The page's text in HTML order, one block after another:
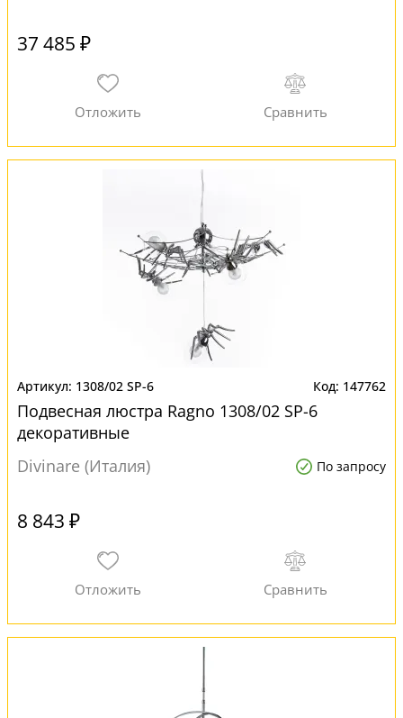
37 485 ₽
1308/02 SP-6 147762
Подвесная люстра Ragno 1308/02 SP-6
декоративные
Divinare (Италия)
По запросу
8 843 ₽